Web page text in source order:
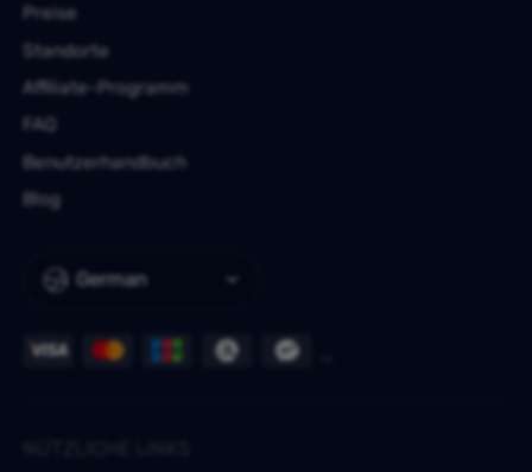
German
Preise
Standorte
Affiliate-Programm
FAQ
Benutzerhandbuch
Blog